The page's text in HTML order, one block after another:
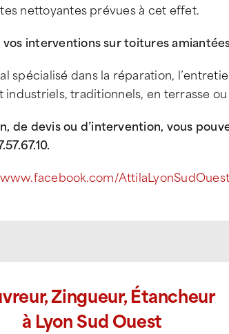
nettoyantes prévues à cet effet.
interventions sur toitures
spécialisé dans la réparation,
industriels, traditionnels, en terrasse
de devis ou d’intervention, vous
.
Zingueur, Étancheur
à Lyon Sud Ouest